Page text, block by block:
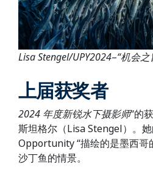
Lisa Stengel/UPY2024–“机会之
上届获奖者
2024 年度新锐水下摄影师“的
斯坦格尔（Lisa Stengel）。
Opportunity “描绘的是墨西哥
沙丁鱼的情景。